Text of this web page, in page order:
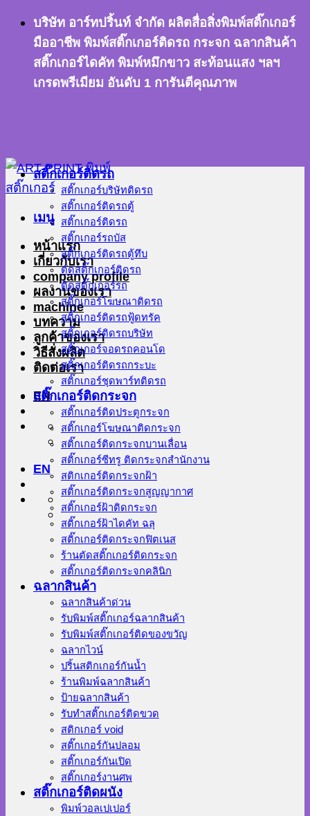
ข้าม
เนื้อหา
บริษัท อาร์ทปริ้นท์ จำกัด ผลิตสื่อสิ่งพิมพ์สติ๊กเกอร์
มืออาชีพ พิมพ์สติ๊กเกอร์ติดรถ กระจก ฉลากสินค้า
สติ๊กเกอร์ไดคัท พิมพ์หมึกขาว สะท้อนแสง ฯลฯ
เกรดพรีเมียม อันดับ 1 การันตีคุณภาพ
เมนู
หน้าแรก
เกี่ยวกับเรา
company profile
ผลงานของเรา
machine
บทความ
ลูกค้าของเรา
วิธีสั่งผลิต
ติดต่อเรา
EN
EN
สติ๊กเกอร์ติดรถ
สติ๊กเกอร์บริษัทติดรถ
สติ๊กเกอร์ติดรถตู้
สติ๊กเกอร์ติดรถ
สติ๊กเกอร์รถบัส
สติ๊กเกอร์ติดรถตู้ทึบ
ตัดสติ๊กเกอร์ติดรถ
ติดสติ๊กเกอร์รถ
สติ๊กเกอร์โฆษณาติดรถ
สติ๊กเกอร์ติดรถฟู้ดทรัค
สติ๊กเกอร์ติดรถบริษัท
สติ๊กเกอร์จอดรถคอนโด
สติ๊กเกอร์ติดรถกระบะ
สติ๊กเกอร์ชุดพาร์ทติดรถ
สติ๊กเกอร์ติดกระจก
สติ๊กเกอร์ติดประตูกระจก
สติ๊กเกอร์โฆษณาติดกระจก
สติ๊กเกอร์ติดกระจกบานเลื่อน
สติ๊กเกอร์ซีทรู ติดกระจกสำนักงาน
สติกเกอร์ติดกระจกฝ้า
สติ๊กเกอร์ติดกระจกสูญญากาศ
สติ๊กเกอร์ฝ้าติดกระจก
สติ๊กเกอร์ฝ้าไดคัท ฉลุ
สติ๊กเกอร์ติดกระจกฟิตเนส
ร้านตัดสติ๊กเกอร์ติดกระจก
สติ๊กเกอร์ติดกระจกคลินิก
ฉลากสินค้า
ฉลากสินค้าด่วน
รับพิมพ์สติ๊กเกอร์ฉลากสินค้า
รับพิมพ์สติ๊กเกอร์ติดของขวัญ
ฉลากไวน์
ปริ้นสติกเกอร์กันน้ำ
ร้านพิมพ์ฉลากสินค้า
ป้ายฉลากสินค้า
รับทำสติ๊กเกอร์ติดขวด
สติกเกอร์ void
สติ๊กเกอร์กันปลอม
สติ๊กเกอร์กันเปิด
สติ๊กเกอร์งานศพ
สติ๊กเกอร์ติดผนัง
พิมพ์วอลเปเปอร์